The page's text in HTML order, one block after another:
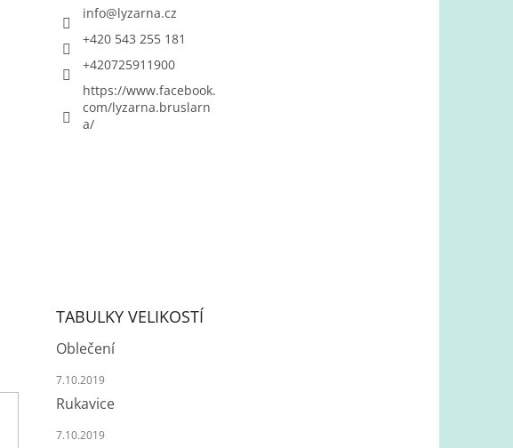
info@lyzarna.cz
+420 543 255 181
+420725911900
https://www.facebook.
com/lyzarna.bruslarn
a/
TABULKY VELIKOSTÍ
Oblečení
7.10.2019
Rukavice
7.10.2019